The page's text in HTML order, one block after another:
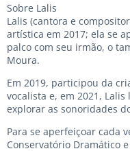
Sobre Lalis
Lalis (cantora e
artística em 2017; ela se
palco com seu irmão, o
Moura.
Em 2019, participou da
vocalista e, em 2021,
explorar as sonoridades
Para se aperfeiçoar cada
Conservatório Dramático